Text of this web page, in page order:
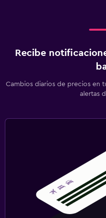
Recibe
Cambios diarios de precios en
alertas